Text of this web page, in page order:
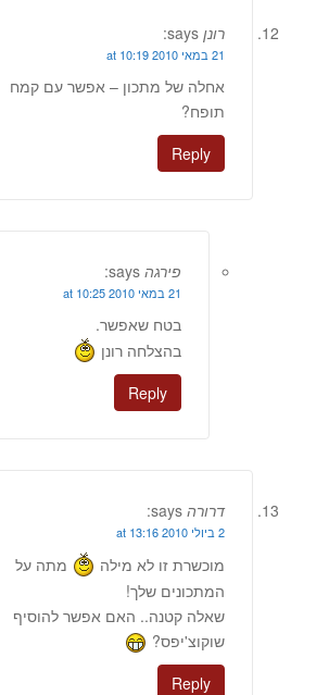
רונן says:
21 במאי 2010 at 10:19
אחלה של מתכון – אפשר עם קמח
תופח?
Reply
פירגה says:
21 במאי 2010 at 10:25
בטח שאפשר.
בהצלחה רונן
Reply
דרורה says:
2 ביולי 2010 at 13:16
מוכשרת זו לא מילה
מתה על
המתכונים שלך!
שאלה קטנה.. האם אפשר להוסיף
שוקוצ'יפס?
Reply